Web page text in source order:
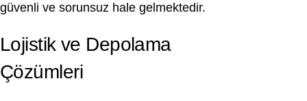
güvenli ve sorunsuz hale gelmektedir.
Lojistik ve Depolama
Çözümleri